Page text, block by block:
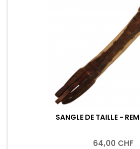
SANGLE DE TAILLE -
64,00 CHF